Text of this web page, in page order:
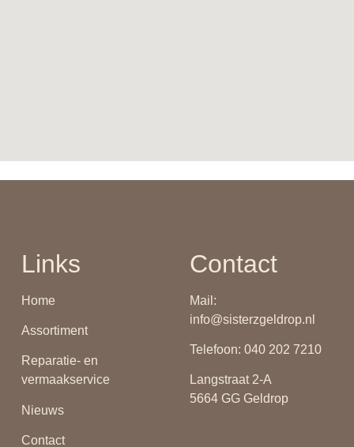
Links
Home
Assortiment
Reparatie- en
vermaakservice
Nieuws
Contact
Contact
Mail:
info@sisterzgeldrop.nl
Telefoon: 040 202 7210
Langstraat 2-A
5664 GG Geldrop